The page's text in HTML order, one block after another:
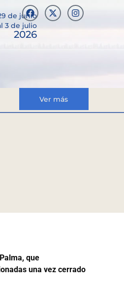
de junio
3 de julio
2026
Ver más
que
una vez cerrado